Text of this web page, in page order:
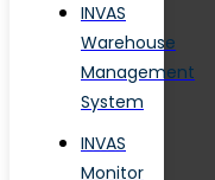
INVAS
Warehouse
Management
System
INVAS
Monitor